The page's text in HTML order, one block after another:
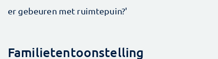
er gebeuren met ruimtepuin?'
Familietentoonstelling